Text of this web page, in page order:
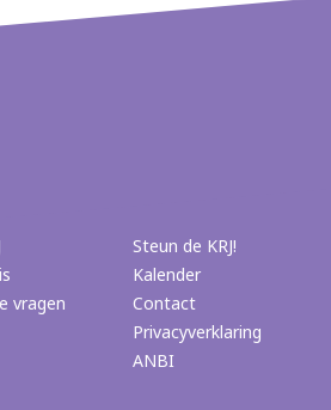
vragen
Steun de KRJ!
Kalender
Contact
Privacyverklaring
ANBI